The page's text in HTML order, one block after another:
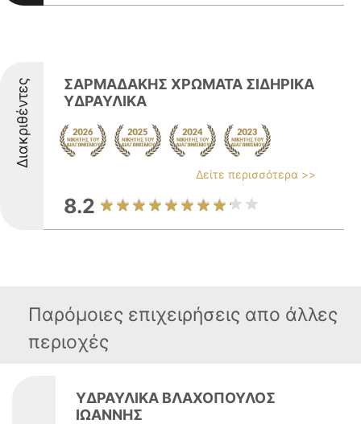
Διακριθέντες
ΣΑΡΜΑΔΑΚΗΣ ΧΡΩΜΑΤΑ ΣΙΔΗΡΙΚΑ
ΥΔΡΑΥΛΙΚΑ
Δείτε περισσότερα >>
8.2
Παρόμοιες επιχειρήσεις απο άλλες
περιοχές
ΥΔΡΑΥΛΙΚΑ ΒΛΑΧΟΠΟΥΛΟΣ
ΙΩΑΝΝΗΣ